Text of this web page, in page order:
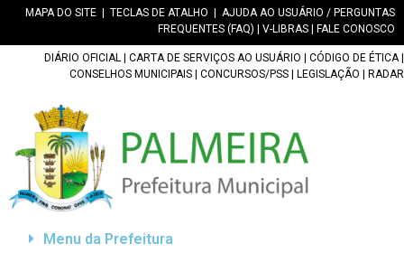
MAPA DO SITE TECLAS DE ATALHO
AJUDA AO USUÁRIO / PERGUNTAS
FREQUENTES (FAQ)
V-LIBRAS FALE CONOSCO
DIÁRIO OFICIAL CARTA DE SERVIÇOS AO USUÁRIO CÓDIGO DE ÉTICA|
CONSELHOS MUNICIPAIS
CONCURSOS/PSS LEGISLAÇÃO RADAR
Menu da Prefeitura